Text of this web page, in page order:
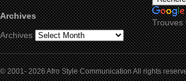
Archives
Archives
Trouves
© 2001- 2026 Afro Style Communication All rights